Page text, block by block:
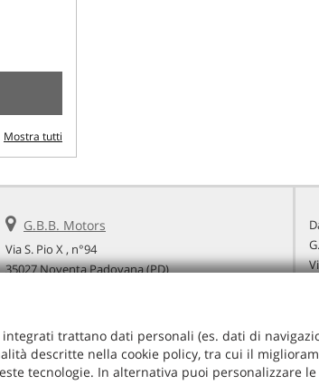
Mostra tutti
G.B.B. Motors
Via S. Pio X , n°94
35027 Noventa Padovana (PD)
Email:
info@gbbmotors.it
Indicazioni stradali
trattano dati personali (es. dati di
descritte nella cookie policy, tra cui il
tecnologie. In alternativa puoi personalizzare